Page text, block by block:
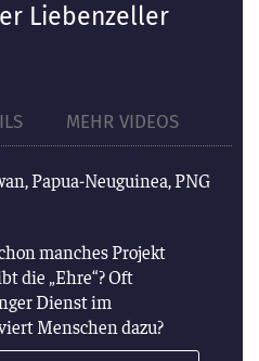
Liebenzeller
MEHR VIDEOS
Papua-Neuguinea, PNG
manches Projekt
die „Ehre“? Oft
Dienst im
Menschen dazu?